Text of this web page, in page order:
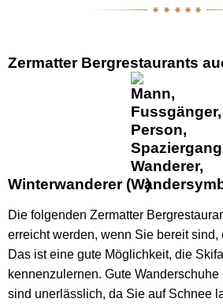
Zermatter Bergrestaurants
Winterwanderer( )
Die folgenden Zermatter
erreicht werden, wenn Sie bereit sind,
Das ist eine gute Möglichkeit, die
kennenzulernen. Gute
sind unerlässlich, da Sie auf Schnee